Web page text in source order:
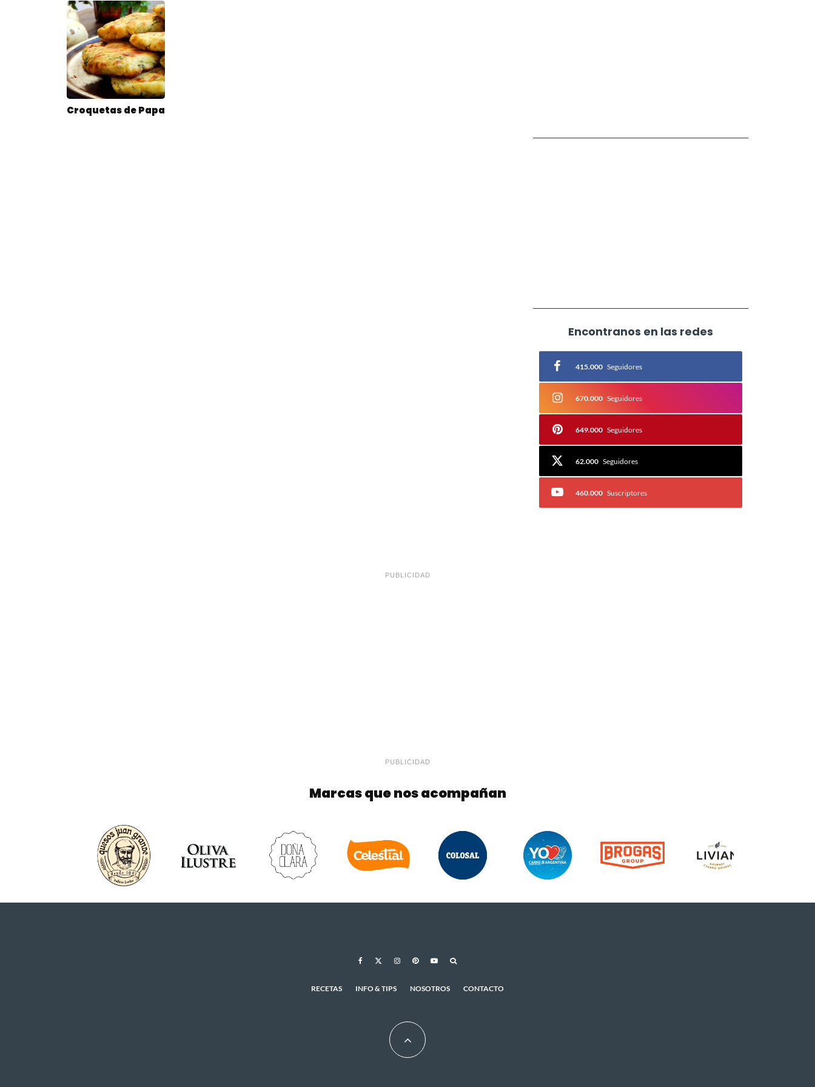
Croquetas de Papa
Encontranos en las redes
415.000 Seguidores
670.000 Seguidores
649.000 Seguidores
62.000 Seguidores
460.000 Suscriptores
PUBLICIDAD
PUBLICIDAD
Marcas que nos acompañan
RECETAS INFO & TIPS NOSOTROS CONTACTO